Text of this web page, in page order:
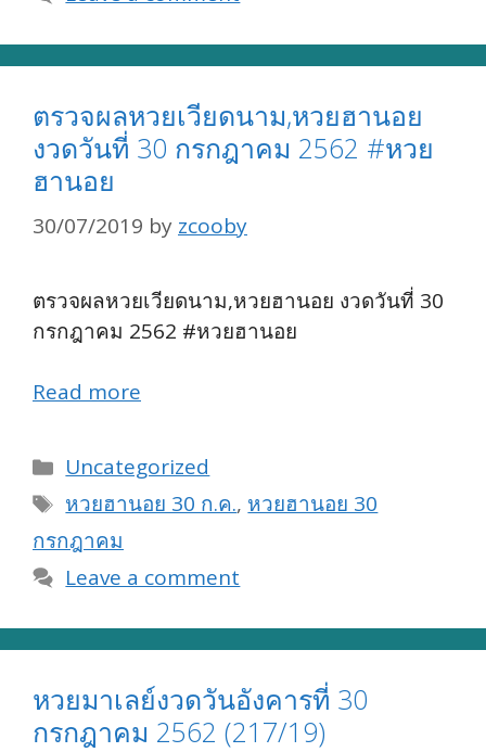
ตรวจผลหวยเวียดนาม,หวยฮานอย
งวดวันที่ 30 กรกฎาคม 2562 #หวย
ฮานอย
30/07/2019 by zcooby
ตรวจผลหวยเวียดนาม,หวยฮานอย งวดวันที่ 30
กรกฎาคม 2562 #หวยฮานอย
Read more
Categories
Uncategorized
Tags
หวยฮานอย 30 ก.ค., หวยฮานอย 30
กรกฎาคม
Leave a comment
หวยมาเลย์งวดวันอังคารที่ 30
กรกฎาคม 2562 (217/19)